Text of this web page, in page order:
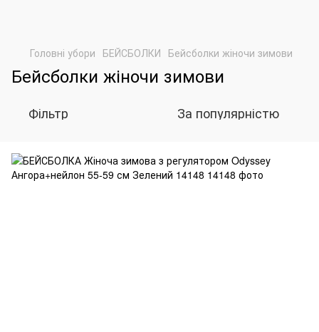
Головні убори БЕЙСБОЛКИ Бейсболки жіночи зимови
Бейсболки жіночи зимови
Фільтр За популярністю